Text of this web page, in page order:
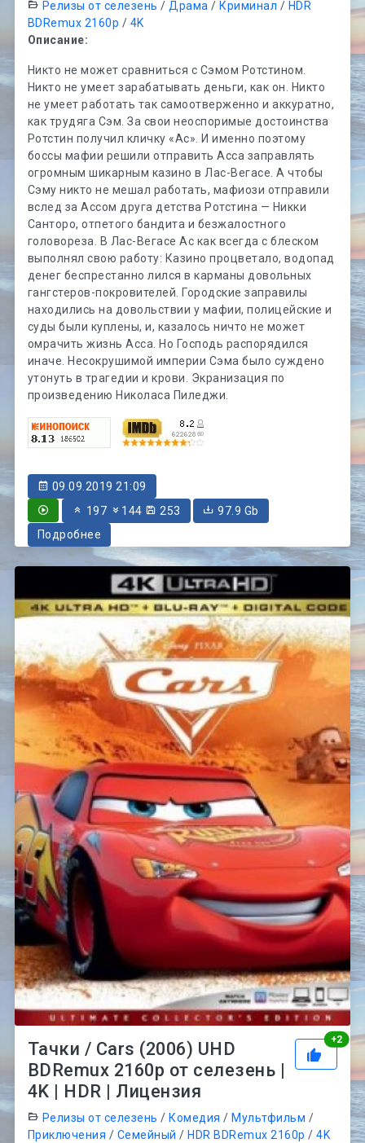
Релизы от селезень / Драма / Криминал / HDR
BDRemux 2160p / 4K
Описание:
Никто не может сравниться с Сэмом Ротстином.
Никто не умеет зарабатывать деньги, как он. Никто
не умеет работать так самоотверженно и аккуратно,
как трудяга Сэм. За свои неоспоримые достоинства
Ротстин получил кличку «Ас». И именно поэтому
боссы мафии решили отправить Асса заправлять
огромным шикарным казино в Лас-Вегасе. А чтобы
Сэму никто не мешал работать, мафиози отправили
вслед за Ассом друга детства Ротстина — Никки
Санторо, отпетого бандита и безжалостного
головореза. В Лас-Вегасе Ас как всегда с блеском
выполнял свою работу: Казино процветало, водопад
денег беспрестанно лился в карманы довольных
гангстеров-покровителей. Городские заправилы
находились на довольствии у мафии, полицейские и
суды были куплены, и, казалось ничто не может
омрачить жизнь Асса. Но Господь распорядился
иначе. Несокрушимой империи Сэма было суждено
утонуть в трагедии и крови. Экранизация по
произведению Николаса Пиледжи.
09.09.2019 21:09
197
144 253
97.9 Gb
Подробнее
+2
Тачки / Cars (2006) UHD
BDRemux 2160p от селезень |
4K | HDR | Лицензия
Релизы от селезень / Комедия / Мультфильм /
Приключения / Семейный / HDR BDRemux 2160p /4K